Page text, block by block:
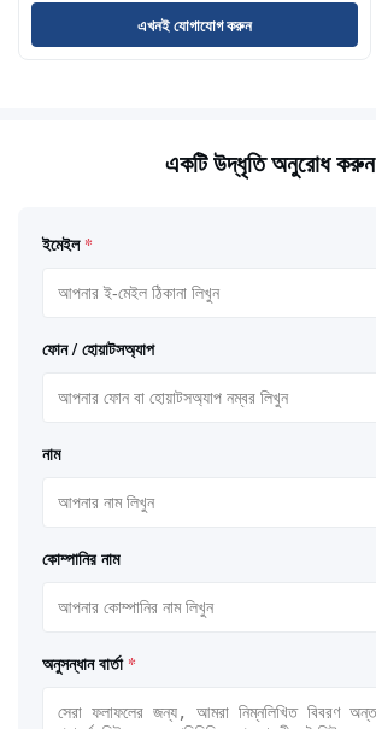
এখনই যোগাযোগ করুন
একটি উদ্ধৃতি অনুরোধ করুন
ইমেইল *
ফোন / হোয়াটসঅ্যাপ
নাম
কোম্পানির নাম
অনুসন্ধান বার্তা *